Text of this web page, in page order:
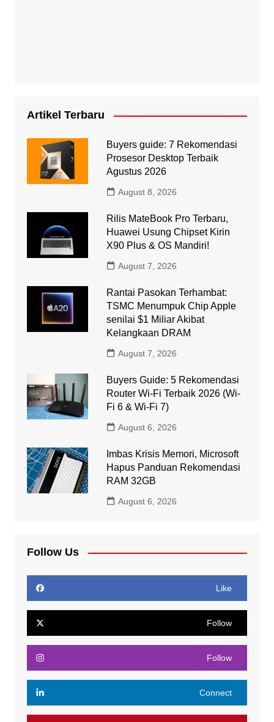
Artikel Terbaru
Buyers guide: 7 Rekomendasi
Prosesor Desktop Terbaik
Agustus 2026
August 8, 2026
Rilis MateBook Pro Terbaru,
Huawei Usung Chipset Kirin
X90 Plus & OS Mandiri!
August 7, 2026
Rantai Pasokan Terhambat:
TSMC Menumpuk Chip Apple
senilai $1 Miliar Akibat
Kelangkaan DRAM
August 7, 2026
Buyers Guide: 5 Rekomendasi
Router Wi-Fi Terbaik 2026 (Wi-
Fi 6 & Wi-Fi 7)
August 6, 2026
Imbas Krisis Memori, Microsoft
Hapus Panduan Rekomendasi
RAM 32GB
August 6, 2026
Follow Us
Like
Follow
Follow
Connect